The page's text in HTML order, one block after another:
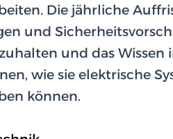
Die jährliche
und
und das
wie sie elektrische
können.